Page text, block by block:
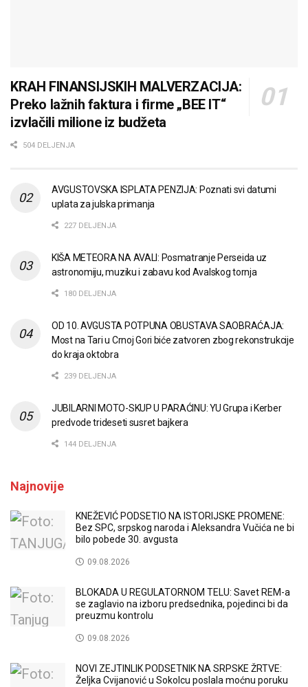
KRAH FINANSIJSKIH MALVERZACIJA:
Preko lažnih faktura i firme „BEE IT“
izvlačili milione iz budžeta
504 DELJENJA
AVGUSTOVSKA ISPLATA PENZIJA: Poznati svi datumi
uplata za julska primanja
227 DELJENJA
KIŠA METEORA NA AVALI: Posmatranje Perseida uz
astronomiju, muziku i zabavu kod Avalskog tornja
180 DELJENJA
OD 10. AVGUSTA POTPUNA OBUSTAVA SAOBRAĆAJA:
Most na Tari u Crnoj Gori biće zatvoren zbog rekonstrukcije
do kraja oktobra
239 DELJENJA
JUBILARNI MOTO-SKUP U PARAĆINU: YU Grupa i Kerber
predvode trideseti susret bajkera
144 DELJENJA
Najnovije
KNEŽEVIĆ PODSETIO NA ISTORIJSKE PROMENE:
Bez SPC, srpskog naroda i Aleksandra Vučića ne bi
bilo pobede 30. avgusta
09.08.2026
BLOKADA U REGULATORNOM TELU: Savet REM-a
se zaglavio na izboru predsednika, pojedinci bi da
preuzmu kontrolu
09.08.2026
NOVI ZEJTINLIK PODSETNIK NA SRPSKE ŽRTVE:
Željka Cvijanović u Sokolcu poslala moćnu poruku